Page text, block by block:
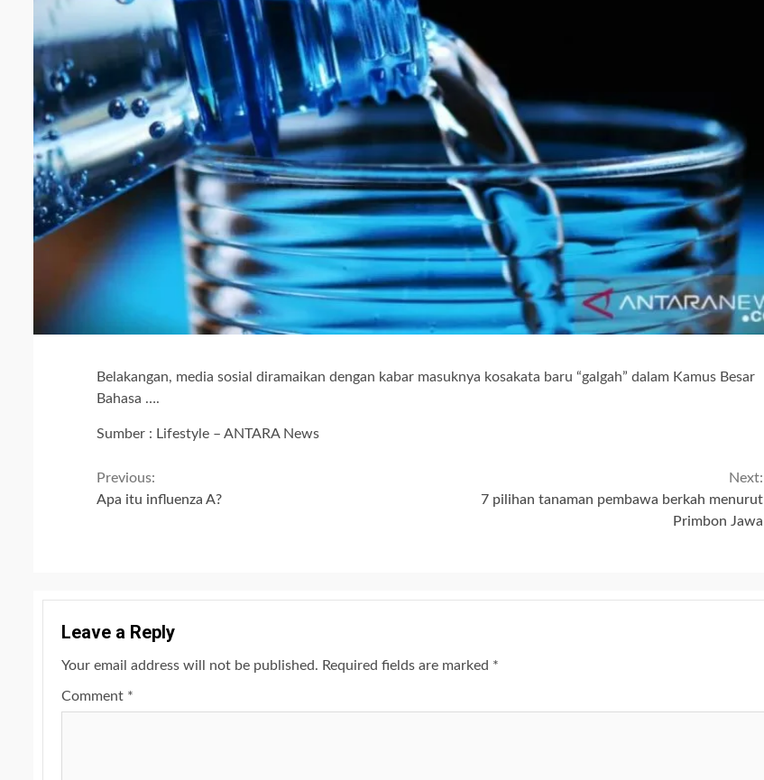
Belakangan, media sosial diramaikan dengan kabar masuknya kosakata baru “galgah” dalam Kamus Besar
Bahasa ….
Sumber : Lifestyle – ANTARA News
Continue
Previous:
Apa itu influenza A?
Next:
7 pilihan tanaman pembawa berkah menurut
Primbon Jawa
Leave a Reply
Your email address will not be published. Required fields are marked *
Comment *